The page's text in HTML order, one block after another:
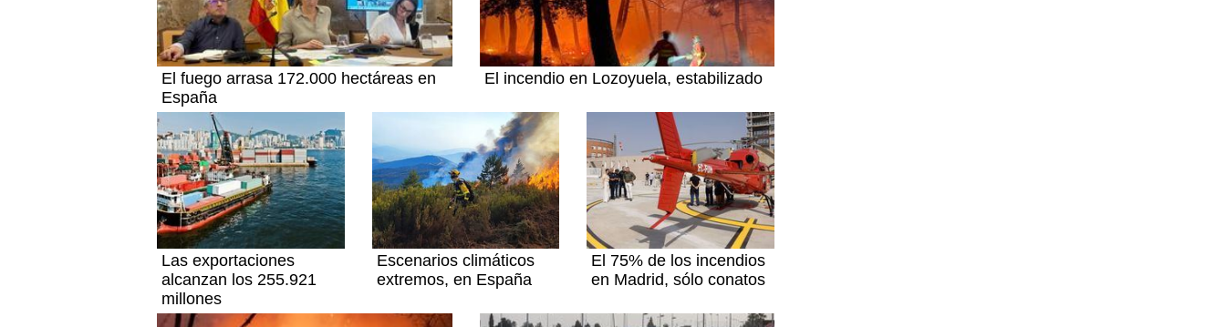
El fuego arrasa 172.000 hectáreas en
España
El incendio en Lozoyuela, estabilizado
Las exportaciones
alcanzan los 255.921
millones
Escenarios climáticos
extremos, en España
El 75% de los incendios
en Madrid, sólo conatos